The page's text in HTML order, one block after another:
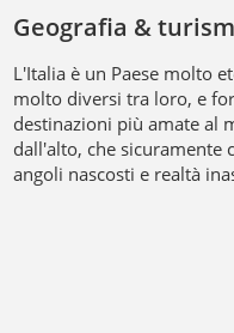
Geografia &
L'Italia è un Paese molto
molto diversi tra loro, e
destinazioni più amate al
dall'alto, che sicuramente
angoli nascosti e realtà